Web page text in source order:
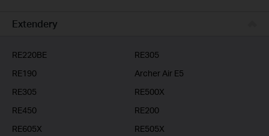
Business
Extendery
RE220BE
RE305
RE190
Archer Air E5
RE305
RE500X
RE450
RE200
RE605X
RE505X